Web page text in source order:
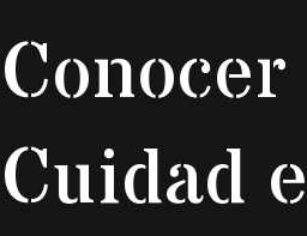
Cuidad